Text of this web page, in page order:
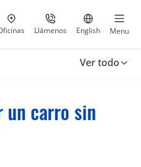
Visita nuestras
Llámenos
al 800-441-5533
Ir al sitio
English Menu
Ver todo
un carro sin